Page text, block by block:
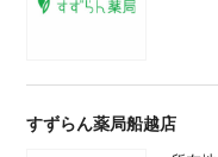
すずらん薬局船越店